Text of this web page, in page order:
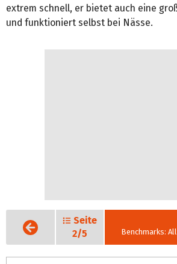
extrem schnell, er bietet auch eine
und funktioniert selbst bei Nässe.
Vorige
Seite
Seite
2/5
Benchmarks: